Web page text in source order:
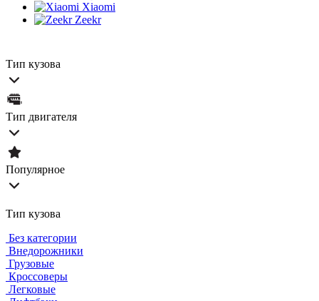
Xiaomi
Zeekr
Тип кузова
Тип двигателя
Популярное
Тип кузова
Без категории
Внедорожники
Грузовые
Кроссоверы
Легковые